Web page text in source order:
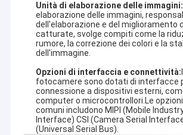
Unità di elaborazione delle immagini:
elaborazione delle immagini,
dell'elaborazione e del miglioramento
catturate, svolge compiti come la
rumore, la correzione dei colori e la
dell'immagine.
Opzioni di interfaccia e connettività:
fotocamere sono dotati di interfacce
connessione a dispositivi esterni,
computer o microcontrollori.Le
comuni includono MIPI (Mobile
Interface) CSI (Camera Serial
(Universal Serial Bus).